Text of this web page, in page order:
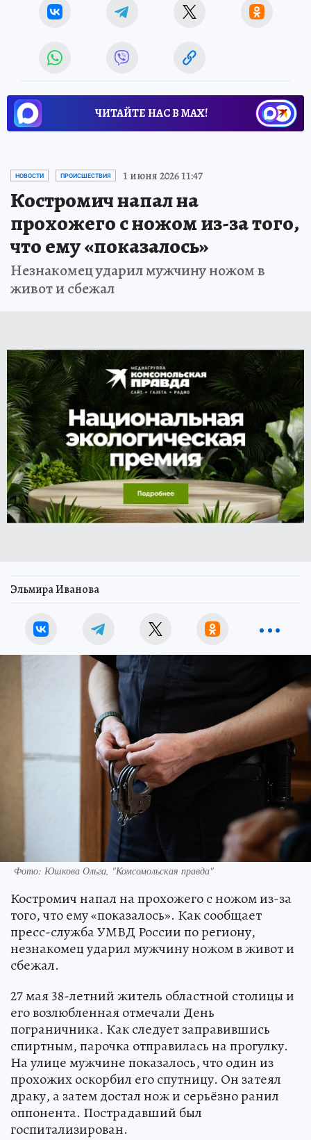
ЧИТАЙТЕ НАС В МАХ!
НОВОСТИ ПРОИСШЕСТВИЯ 1 июня 2026 11:47
Костромич напал на
прохожего с ножом из-за того,
что ему «показалось»
Незнакомец ударил мужчину ножом в
живот и сбежал
Эльмира Иванова
Фото: Юшкова Ольга, "Комсомольская правда"
Костромич напал на прохожего с ножом из-за
того, что ему «показалось». Как сообщает
пресс-служба УМВД России по региону,
незнакомец ударил мужчину ножом в живот и
сбежал.
27 мая 38-летний житель областной столицы и
его возлюбленная отмечали День
пограничника. Как следует заправившись
спиртным, парочка отправилась на прогулку.
На улице мужчине показалось, что один из
прохожих оскорбил его спутницу. Он затеял
драку, а затем достал нож и серьёзно ранил
оппонента. Пострадавший был
госпитализирован.